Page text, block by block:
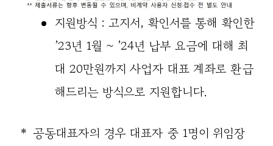
지원방식 : 고지서, 확인서를 통해 확인한
’23년 1월 ~ ’24년 납부 요금에 대해 최
대 20만원까지 사업자 대표 계좌로 환급
해드리는 방식으로 지원합니다.
＊ 공동대표자의 경우 대표자 중 1명이 위임장